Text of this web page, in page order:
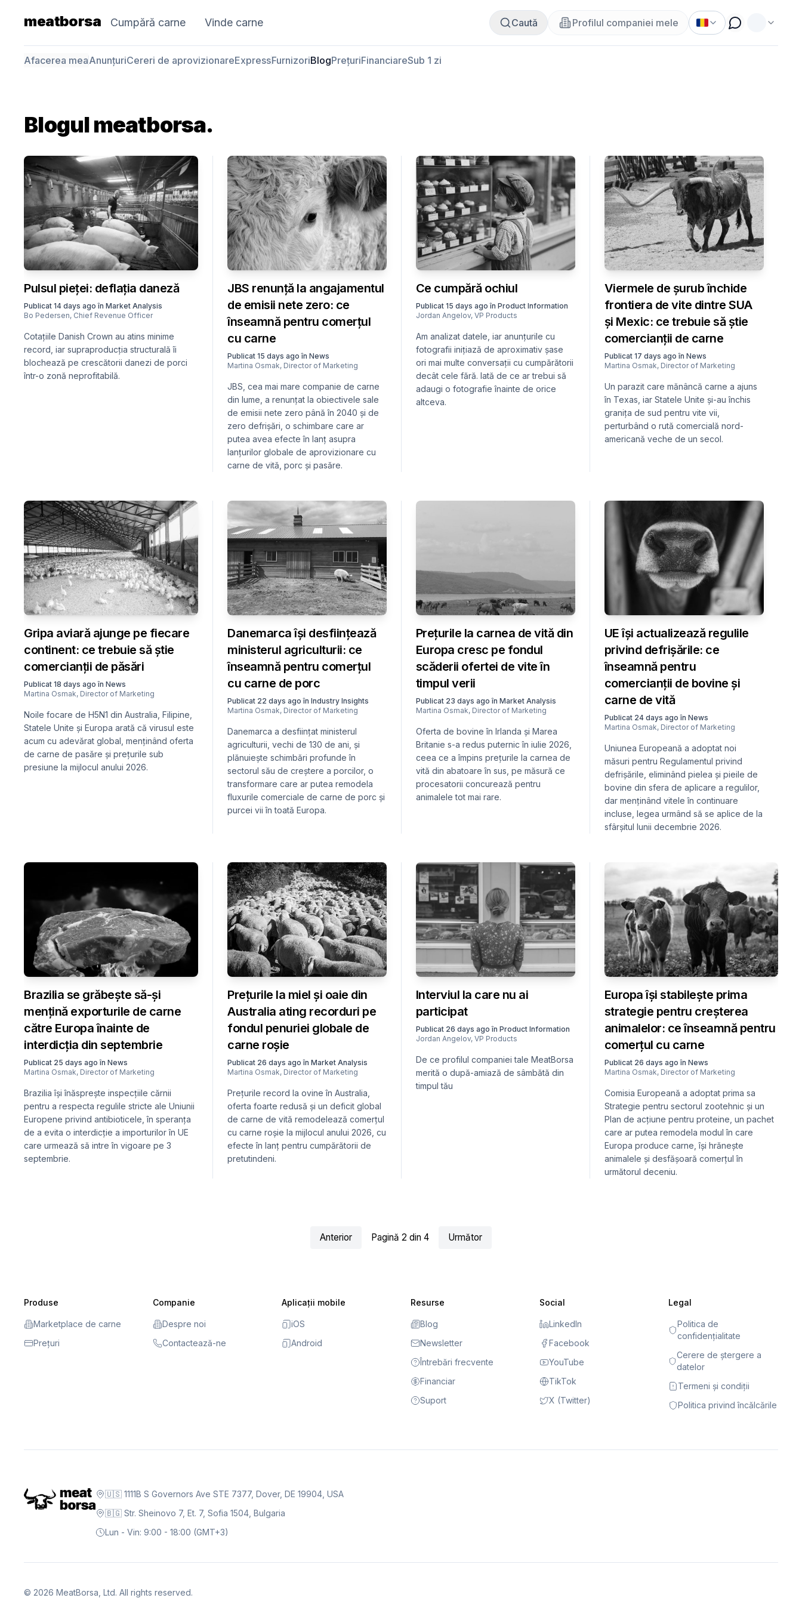
meatborsa Cumpără carne Vinde carne Caută Profilul companiei mele
Afacerea meaAnunțuriCereri de aprovizionareExpressFurnizoriBlogPrețuriFinanciareSub 1 zi
Blogul meatborsa.
Pulsul pieței: deflația daneză
Publicat 14 days ago în Market Analysis
Bo Pedersen, Chief Revenue Officer
Cotațiile Danish Crown au atins minime
record, iar supraproducția structurală îi
blochează pe crescătorii danezi de porci
într-o zonă neprofitabilă.
JBS renunță la angajamentul
de emisii nete zero: ce
înseamnă pentru comerțul
cu carne
Publicat 15 days ago în News
Martina Osmak, Director of Marketing
JBS, cea mai mare companie de carne
din lume, a renunțat la obiectivele sale
de emisii nete zero până în 2040 și de
zero defrișări, o schimbare care ar
putea avea efecte în lanț asupra
lanțurilor globale de aprovizionare cu
carne de vită, porc și pasăre.
Ce cumpără ochiul
Publicat 15 days ago în Product Information
Jordan Angelov, VP Products
Am analizat datele, iar anunțurile cu
fotografii inițiază de aproximativ șase
ori mai multe conversații cu cumpărătorii
decât cele fără. Iată de ce ar trebui să
adaugi o fotografie înainte de orice
altceva.
Viermele de șurub închide
frontiera de vite dintre SUA
și Mexic: ce trebuie să știe
comercianții de carne
Publicat 17 days ago în News
Martina Osmak, Director of Marketing
Un parazit care mănâncă carne a ajuns
în Texas, iar Statele Unite și-au închis
granița de sud pentru vite vii,
perturbând o rută comercială nord-
americană veche de un secol.
Gripa aviară ajunge pe fiecare
continent: ce trebuie să știe
comercianții de păsări
Publicat 18 days ago în News
Martina Osmak, Director of Marketing
Noile focare de H5N1 din Australia, Filipine,
Statele Unite și Europa arată că virusul este
acum cu adevărat global, menținând oferta
de carne de pasăre și prețurile sub
presiune la mijlocul anului 2026.
Danemarca își desființează
ministerul agriculturii: ce
înseamnă pentru comerțul
cu carne de porc
Publicat 22 days ago în Industry Insights
Martina Osmak, Director of Marketing
Danemarca a desființat ministerul
agriculturii, vechi de 130 de ani, și
plănuiește schimbări profunde în
sectorul său de creștere a porcilor, o
transformare care ar putea remodela
fluxurile comerciale de carne de porc și
purcei vii în toată Europa.
Prețurile la carnea de vită din
Europa cresc pe fondul
scăderii ofertei de vite în
timpul verii
Publicat 23 days ago în Market Analysis
Martina Osmak, Director of Marketing
Oferta de bovine în Irlanda și Marea
Britanie s-a redus puternic în iulie 2026,
ceea ce a împins prețurile la carnea de
vită din abatoare în sus, pe măsură ce
procesatorii concurează pentru
animalele tot mai rare.
UE își actualizează regulile
privind defrișările: ce
înseamnă pentru
comercianții de bovine și
carne de vită
Publicat 24 days ago în News
Martina Osmak, Director of Marketing
Uniunea Europeană a adoptat noi
măsuri pentru Regulamentul privind
defrișările, eliminând pielea și pieile de
bovine din sfera de aplicare a regulilor,
dar menținând vitele în continuare
incluse, legea urmând să se aplice de la
sfârșitul lunii decembrie 2026.
Brazilia se grăbește să-și
mențină exporturile de carne
către Europa înainte de
interdicția din septembrie
Publicat 25 days ago în News
Martina Osmak, Director of Marketing
Brazilia își înăsprește inspecțiile cărnii
pentru a respecta regulile stricte ale Uniunii
Europene privind antibioticele, în speranța
de a evita o interdicție a importurilor în UE
care urmează să intre în vigoare pe 3
septembrie.
Prețurile la miel și oaie din
Australia ating recorduri pe
fondul penuriei globale de
carne roșie
Publicat 26 days ago în Market Analysis
Martina Osmak, Director of Marketing
Prețurile record la ovine în Australia,
oferta foarte redusă și un deficit global
de carne de vită remodelează comerțul
cu carne roșie la mijlocul anului 2026, cu
efecte în lanț pentru cumpărătorii de
pretutindeni.
Interviul la care nu ai
participat
Publicat 26 days ago în Product Information
Jordan Angelov, VP Products
De ce profilul companiei tale MeatBorsa
merită o după-amiază de sâmbătă din
timpul tău
Europa își stabilește prima
strategie pentru creșterea
animalelor: ce înseamnă pentru
comerțul cu carne
Publicat 26 days ago în News
Martina Osmak, Director of Marketing
Comisia Europeană a adoptat prima sa
Strategie pentru sectorul zootehnic și un
Plan de acțiune pentru proteine, un pachet
care ar putea remodela modul în care
Europa produce carne, își hrănește
animalele și desfășoară comerțul în
următorul deceniu.
Anterior Pagină 2 din 4 Următor
Produse
Marketplace de carne
Prețuri
Companie
Despre noi
Contactează-ne
Aplicații mobile
iOS
Android
Resurse
Blog
Newsletter
Întrebări frecvente
Financiar
Suport
Social
LinkedIn
Facebook
YouTube
TikTok
X (Twitter)
Legal
Politica de
confidențialitate
Cerere de ștergere a
datelor
Termeni și condiții
Politica privind încălcările
🇺🇸 1111B S Governors Ave STE 7377, Dover, DE 19904, USA
🇧🇬 Str. Sheinovo 7, Et. 7, Sofia 1504, Bulgaria
Lun - Vin: 9:00 - 18:00 (GMT+3)
© 2026 MeatBorsa, Ltd. All rights reserved.